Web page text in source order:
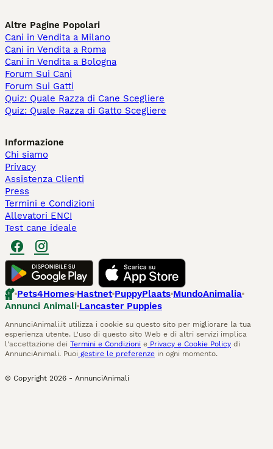
Altre Pagine Popolari
Cani in Vendita a Milano
Cani in Vendita a Roma
Cani in Vendita a Bologna
Forum Sui Cani
Forum Sui Gatti
Quiz: Quale Razza di Cane Scegliere
Quiz: Quale Razza di Gatto Scegliere
Informazione
Chi siamo
Privacy
Assistenza Clienti
Press
Termini e Condizioni
Allevatori ENCI
Test cane ideale
Pets4Homes Hastnet PuppyPlaats MundoAnimalia
Annunci Animali Lancaster Puppies
AnnunciAnimali.it utilizza i cookie su questo sito per migliorare la tua
esperienza utente. L'uso di questo sito Web e di altri servizi implica
l'accettazione dei Termini e Condizioni e Privacy e Cookie Policy di
AnnunciAnimali. Puoi gestire le preferenze in ogni momento.
© Copyright 2026 - AnnunciAnimali